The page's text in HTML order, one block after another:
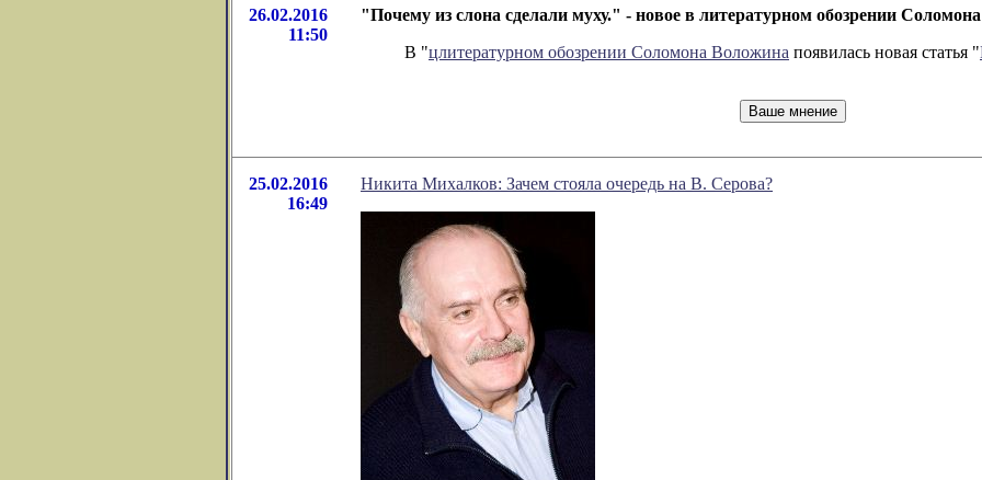
26.02.2016
11:50
"Почему из слона сделали муху." - новое в литературном обозрении
В "цлитературном обозрении Соломона Воложина появилась новая статья "
25.02.2016
16:49
Никита Михалков: Зачем стояла очередь на В. Серова?